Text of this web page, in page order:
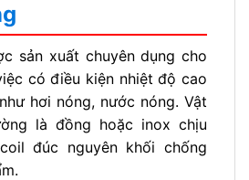
sản xuất chuyên dụng cho
có điều kiện nhiệt độ cao
hơi nóng, nước nóng. Vật
là đồng hoặc inox chịu
đúc nguyên khối chống